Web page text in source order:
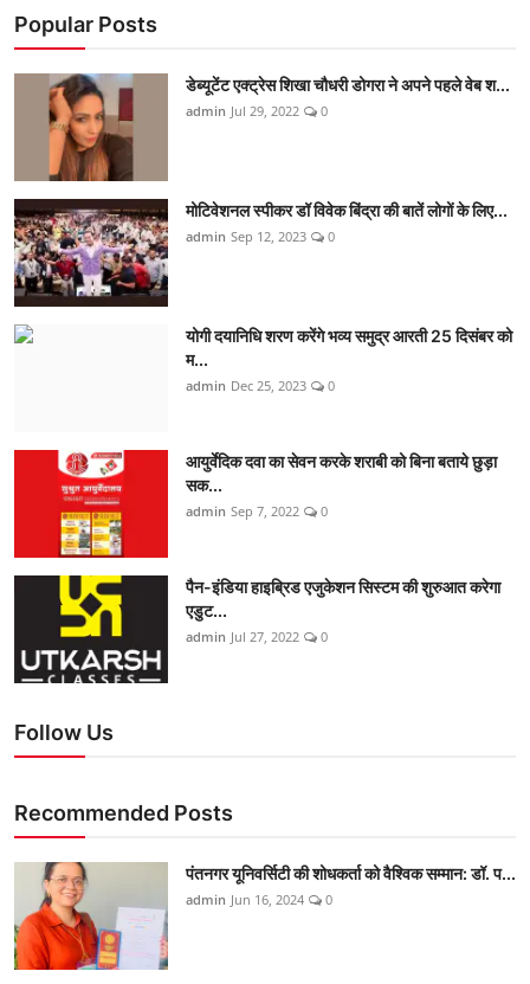
देश
बिज़नेस
English
Popular Posts
डेब्यूटेंट एक्ट्रेस शिखा चौधरी डोगरा ने अपने पहले वेब श...
admin Jul 29, 2022 0
मोटिवेशनल स्पीकर डॉ विवेक बिंद्रा की बातें लोगों के लिए...
admin Sep 12, 2023 0
योगी दयानिधि शरण करेंगे भव्य समुद्र आरती 25 दिसंबर को
म...
admin Dec 25, 2023 0
आयुर्वेदिक दवा का सेवन करके शराबी को बिना बताये छुड़ा
सक...
admin Sep 7, 2022 0
पैन-इंडिया हाइब्रिड एजुकेशन सिस्टम की शुरुआत करेगा
एडुट...
admin Jul 27, 2022 0
Follow Us
Recommended Posts
पंतनगर यूनिवर्सिटी की शोधकर्ता को वैश्विक सम्मान: डॉ. प...
admin Jun 16, 2024 0